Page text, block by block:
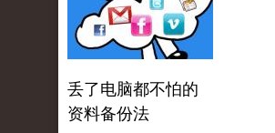
丢了电脑都不怕的
资料备份法